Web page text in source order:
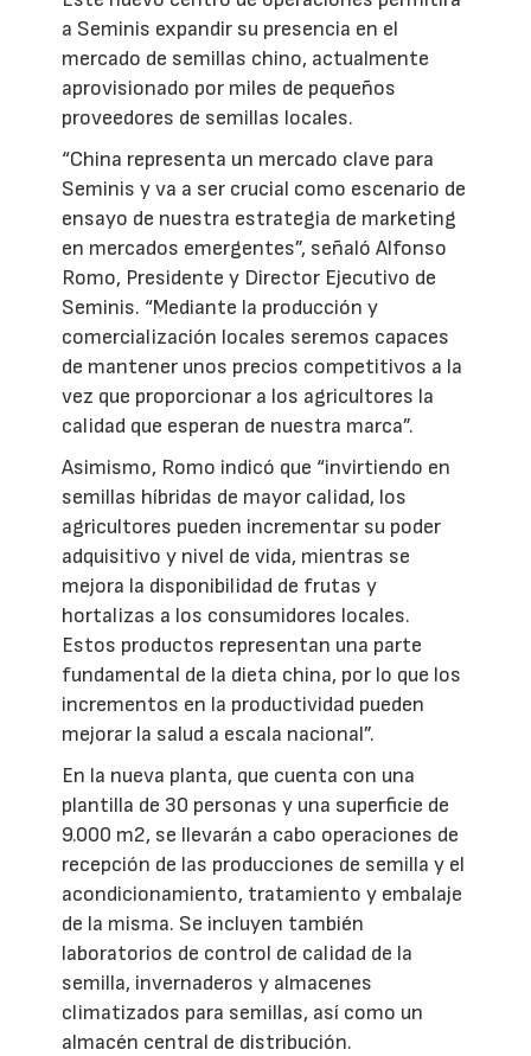
a Seminis expandir su presencia en el
mercado de semillas chino, actualmente
aprovisionado por miles de pequeños
proveedores de semillas locales.
“China representa un mercado clave para
Seminis y va a ser crucial como escenario de
ensayo de nuestra estrategia de marketing
en mercados emergentes”, señaló Alfonso
Romo, Presidente y Director Ejecutivo de
Seminis. “Mediante la producción y
comercialización locales seremos capaces
de mantener unos precios competitivos a la
vez que proporcionar a los agricultores la
calidad que esperan de nuestra marca”.
Asimismo, Romo indicó que “invirtiendo en
semillas híbridas de mayor calidad, los
agricultores pueden incrementar su poder
adquisitivo y nivel de vida, mientras se
mejora la disponibilidad de frutas y
hortalizas a los consumidores locales.
Estos productos representan una parte
fundamental de la dieta china, por lo que los
incrementos en la productividad pueden
mejorar la salud a escala nacional”.
En la nueva planta, que cuenta con una
plantilla de 30 personas y una superficie de
9.000 m2, se llevarán a cabo operaciones de
recepción de las producciones de semilla y el
acondicionamiento, tratamiento y embalaje
de la misma. Se incluyen también
laboratorios de control de calidad de la
semilla, invernaderos y almacenes
climatizados para semillas, así como un
almacén central de distribución.